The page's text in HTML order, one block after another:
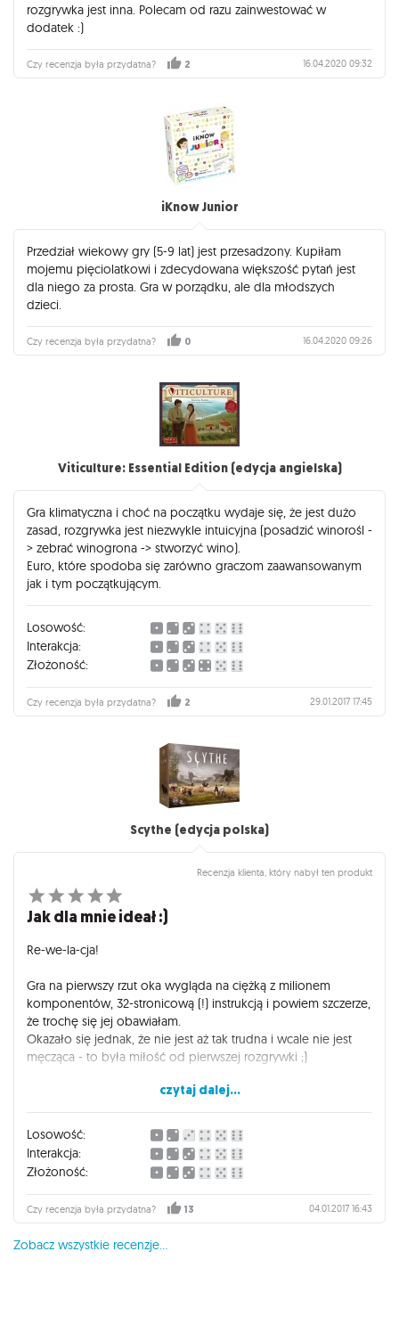
rozgrywka jest inna. Polecam od razu zainwestować w
dodatek :)
Czy recenzja była przydatna? 2 16.04.2020 09:32
iKnow Junior
Przedział wiekowy gry (5-9 lat) jest przesadzony. Kupiłam
mojemu pięciolatkowi i zdecydowana większość pytań jest
dla niego za prosta. Gra w porządku, ale dla młodszych
dzieci.
Czy recenzja była przydatna? 0 16.04.2020 09:26
Viticulture: Essential Edition (edycja angielska)
Gra klimatyczna i choć na początku wydaje się, że jest dużo
zasad, rozgrywka jest niezwykle intuicyjna (posadzić winorośl -
> zebrać winogrona -> stworzyć wino).
Euro, które spodoba się zarówno graczom zaawansowanym
jak i tym początkującym.
Losowość:
Interakcja:
Złożoność:
Czy recenzja była przydatna? 2 29.01.2017 17:45
Scythe (edycja polska)
Recenzja klienta, który nabył ten produkt
Jak dla mnie ideał :)
Re-we-la-cja!
Gra na pierwszy rzut oka wygląda na ciężką z milionem
komponentów, 32-stronicową (!) instrukcją i powiem szczerze,
że trochę się jej obawiałam.
Okazało się jednak, że nie jest aż tak trudna i wcale nie jest
męcząca - to była miłość od pierwszej rozgrywki ;)
Przepiękne grafiki i ciekawa mechanika to niewątpliwy plus
Scythe, ale najbardziej spodobał mi niejednoznaczny się
system punktowania - nigdy nie wiadomo, czy warto już
skończyć grę czy jeszcze chwilę poczekać i nazbierać więcej
punktów ryzykując, że ktoś zakończy rozgrywkę w
międzyczasie. Co więcej, nawet jak się wydaje, że warto
skończyć bo się ma najwięcej punktów, to może się okazać,
że wcale niekoniecznie ;)
To wszystko sprawia, że rozgrywka jest fascynująca i ciekawa
czytaj dalej...
Losowość:
Interakcja:
Złożoność:
Czy recenzja była przydatna? 13 04.01.2017 16:43
Zobacz wszystkie recenzje...